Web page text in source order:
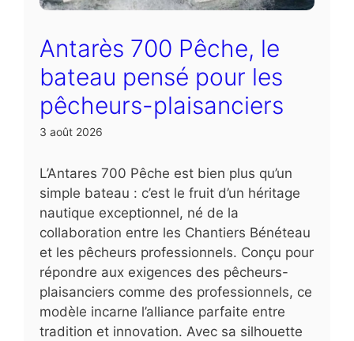
Antarès 700 Pêche, le
bateau pensé pour les
pêcheurs-plaisanciers
3 août 2026
L’Antares 700 Pêche est bien plus qu’un
simple bateau : c’est le fruit d’un héritage
nautique exceptionnel, né de la
collaboration entre les Chantiers Bénéteau
et les pêcheurs professionnels. Conçu pour
répondre aux exigences des pêcheurs-
plaisanciers comme des professionnels, ce
modèle incarne l’alliance parfaite entre
tradition et innovation. Avec sa silhouette